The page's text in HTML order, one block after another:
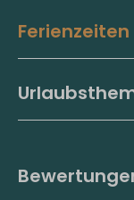
Ferienzeiten